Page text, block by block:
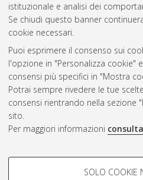
istituzionale e analisi dei
Se chiudi questo banner
cookie necessari.
Puoi esprimere il consenso sui
l'opzione in "Personalizza cookie"
consensi più specifici in "Mostra
Potrai sempre rivedere le tue
consensi rientrando nella sezione
sito.
Per maggiori informazioni
COOKIE DI PROFILAZIONE -
SOLO COOKIE
Atom
Rss 1.0
Rss 2.0
ISSN: 2038-7946
Impostazioni Cookie
Informativa sulla privacy